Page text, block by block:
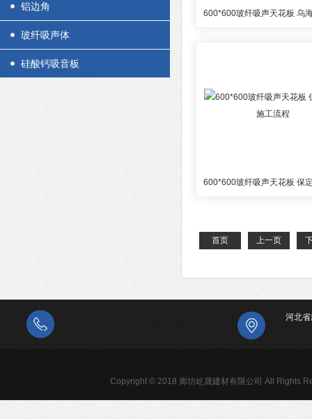
铝边角
玻纤吸声体
硅酸钙吸音板
首页 上一页
河北
Copyright © 2018 廊坊屹晟建材有限公司 All Rights